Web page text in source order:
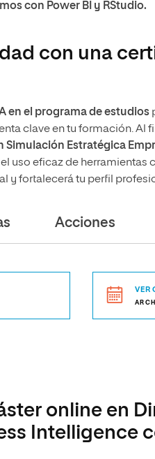
con Power BI y RStudio.
con una
en el programa de estudios
clave en tu formación. Al
Simulación Estratégica
uso eficaz de herramientas
y fortalecerá tu perfil
Acciones
VER
online en
Intelligence